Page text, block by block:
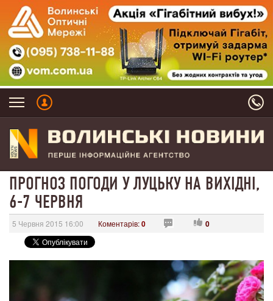
ПРОГНОЗ ПОГОДИ У ЛУЦЬКУ НА ВИХІДНІ,
6-7 ЧЕРВНЯ
5 Червня 2015 16:00 Коментарів:0 0